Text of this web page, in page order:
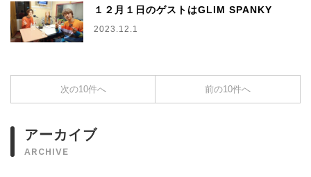
１２月１日のゲストはGLIM SPANKY
2023.12.1
次の10件へ 前の10件へ
アーカイブ
ARCHIVE